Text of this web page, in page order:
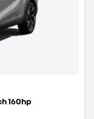
160hp